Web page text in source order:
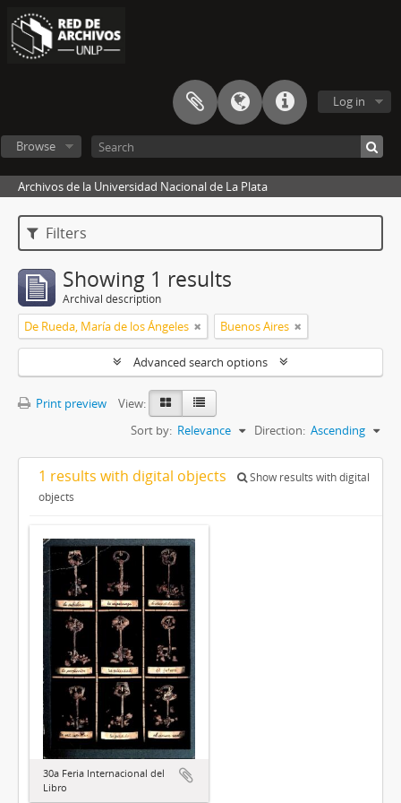
Log in
Browse
Archivos de la Universidad Nacional de La Plata
Filters
Showing 1 results
Archival description
De Rueda, María de los Ángeles Buenos Aires
Advanced search options
Print preview
View:
Sort by: Relevance Direction: Ascending
1 results with digital objects
Show results with digital
objects
30a Feria Internacional del
Libro